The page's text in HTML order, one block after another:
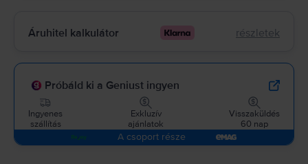
Áruhitel kalkulátor részletek
Próbáld ki a Geniust ingyen
Ingyenes
szállítás
Exkluzív
ajánlatok
Visszaküldés
60 nap
A csoport része